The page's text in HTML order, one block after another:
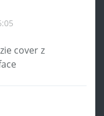
cover z